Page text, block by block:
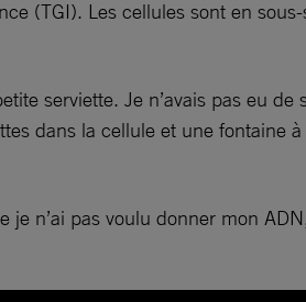
(TGI). Les cellules sont en
serviette. Je n’avais pas eu de
dans la cellule et une fontaine
n’ai pas voulu donner mon